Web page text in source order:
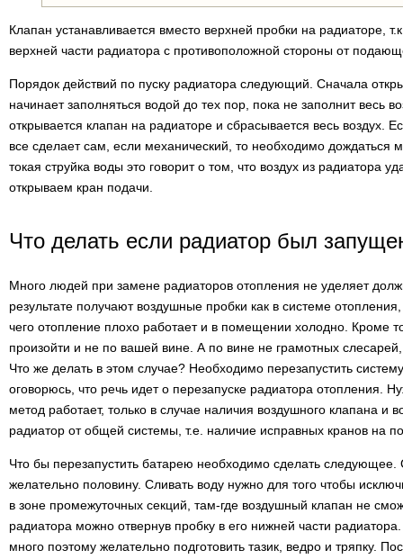
Клапан устанавливается вместо верхней пробки на радиаторе,
верхней части радиатора с противоположной стороны от
Порядок действий по пуску радиатора следующий. Сначала
начинает заполняться водой до тех пор, пока не заполнит весь
открывается клапан на радиаторе и сбрасывается весь воздух.
все сделает сам, если механический, то необходимо дождаться
токая струйка воды это говорит о том, что воздух из радиатора
открываем кран подачи.
Что делать если радиатор был
Много людей при замене радиаторов отопления не уделяет
результате получают воздушные пробки как в системе
чего отопление плохо работает и в помещении холодно. Кроме
произойти и не по вашей вине. А по вине не грамотных
Что же делать в этом случае? Необходимо перезапустить
оговорюсь, что речь идет о перезапуске радиатора отопления.
метод работает, только в случае наличия воздушного клапана и
радиатор от общей системы, т.е. наличие исправных кранов на
Что бы перезапустить батарею необходимо сделать следующее.
желательно половину. Сливать воду нужно для того чтобы
в зоне промежуточных секций, там-где воздушный клапан не
радиатора можно отвернув пробку в его нижней части
много поэтому желательно подготовить тазик, ведро и тряпку.